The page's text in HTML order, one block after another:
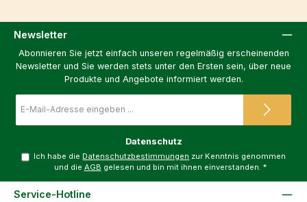
Newsletter
Abonnieren Sie jetzt einfach unseren regelmäßig erscheinenden
Newsletter und Sie werden stets unter den Ersten sein, über neue
Produkte und Angebote informiert werden.
Mail-
Datenschutz
Ich habe die Datenschutzbestimmungen zur Kenntnis genommen
und die AGB gelesen und bin mit ihnen einverstanden. *
Service-Hotline